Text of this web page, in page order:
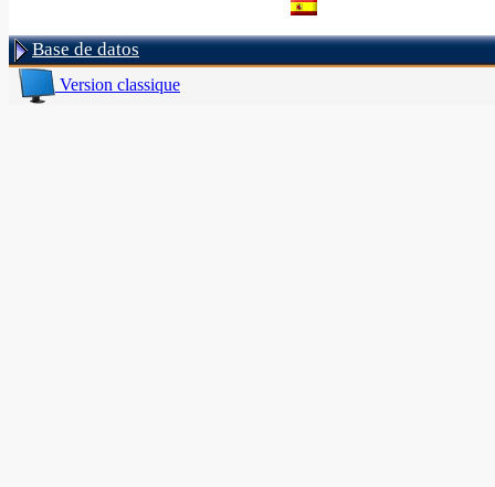
Base de datos
Version classique